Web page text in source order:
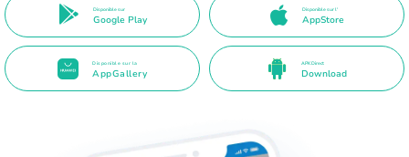
Disponible sur
Google Play
Disponible sur l'
AppStore
Disponible sur la
AppGallery
APK Direct
Download